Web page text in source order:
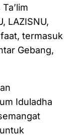
LAZISNU,
termasuk
Gebang,
Iduladha